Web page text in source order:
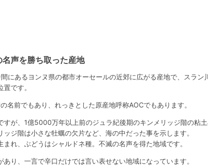
声を勝ち取った産地
にあるヨンヌ県の都市オーセールの近郊に広がる産地で、スラン
です。
名前でもあり、れっきとした原産地呼称AOCでもあります。
すが、1億5000万年以上前のジュラ紀後期のキンメリッジ階の粘
ジ階は小さな牡蠣の欠片など、海の中だった事を示します。
れ、ぶどうはシャルドネ種。不滅の名声を得た地域です。
り、一言で辛口だけでは言い表せない地域になっています。